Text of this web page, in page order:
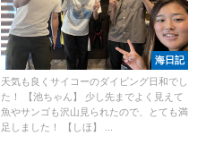
海日記
天気も良くサイコーのダイビング日和でし
た！ 【池ちゃん】 少し先までよく見えて
魚やサンゴも沢山見られたので、とても満
足しました！ 【しほ】 ...